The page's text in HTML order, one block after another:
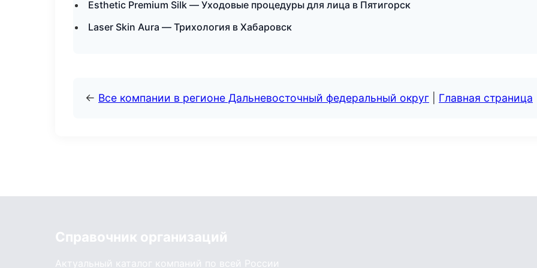
Esthetic Premium Silk — Уходовые процедуры для лица в Пятигорск
Laser Skin Aura — Трихология в Хабаровск
← Все компании в регионе Дальневосточный федеральный округ Главная страница
Справочник организаций
Актуальный каталог компаний по всей России